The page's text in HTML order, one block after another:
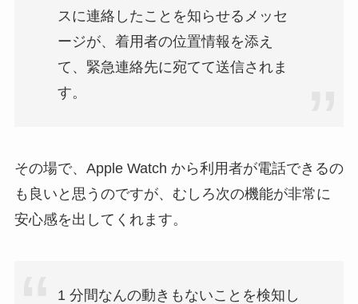
スに連絡したことを知らせるメッセ
ージが、着用者の位置情報を添え
て、緊急連絡先に宛てて送信されま
す。
その場で、Apple Watch から利用者が電話できるの
も良いと思うのですが、むしろ次の機能が非常に
安心感を出してくれます。
1 分間なんの動きもないことを検知し